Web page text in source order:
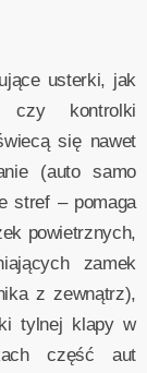
usterki, jak
czy kontrolki
się nawet
(auto samo
stref – pomaga
powietrznych,
zamek
z zewnątrz),
tylnej klapy w
część aut